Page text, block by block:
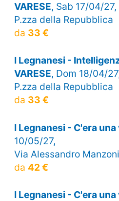
VARESE, Sab 17/04/27,
P.zza della Repubblica
da 33 €
I Legnanesi -
VARESE, Dom 18/04/
P.zza della Repubblica
da 33 €
I Legnanesi - C'era
10/05/27,
Via Alessandro
da 42 €
I Legnanesi - C'era